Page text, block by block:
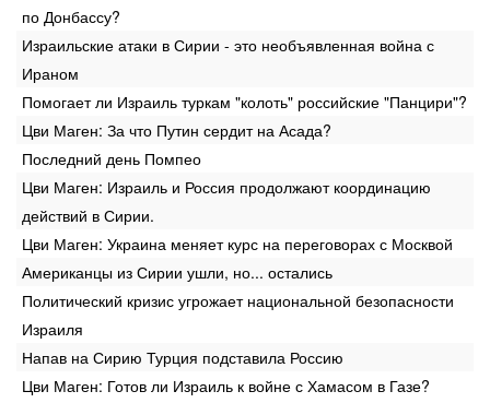
по Донбассу?
Израильские атаки в Сирии - это необъявленная война с
Ираном
Помогает ли Израиль туркам "колоть" российские "Панцири"?
Цви Маген: За что Путин сердит на Асада?
Последний день Помпео
Цви Маген: Израиль и Россия продолжают координацию
действий в Сирии.
Цви Маген: Украина меняет курс на переговорах с Москвой
Американцы из Сирии ушли, но... остались
Политический кризис угрожает национальной безопасности
Израиля
Напав на Сирию Турция подставила Россию
Цви Маген: Готов ли Израиль к войне с Хамасом в Газе?